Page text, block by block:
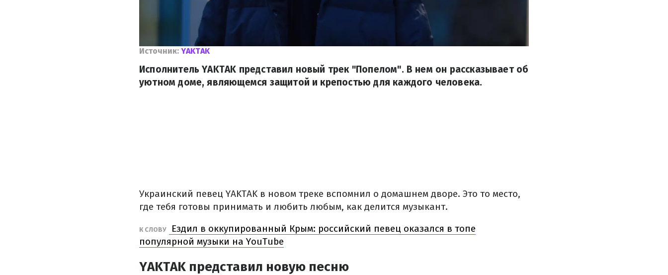
Источник: YAKTAK
Исполнитель YAKTAK представил новый трек "Попелом". В нем он рассказывает об
уютном доме, являющемся защитой и крепостью для каждого человека.
Украинский певец YAKTAK в новом треке вспомнил о домашнем дворе. Это то место,
где тебя готовы принимать и любить любым, как делится музыкант.
К СЛОВУ
Ездил в оккупированный Крым: российский певец оказался в топе
популярной музыки на YouTube
YAKTAK представил новую песню